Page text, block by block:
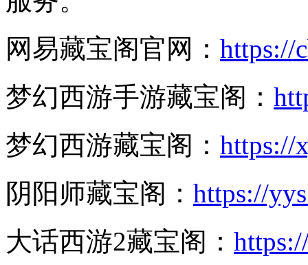
网易藏宝阁官网： https://
梦幻西游手游藏宝阁：
梦幻西游藏宝阁： https://
阴阳师藏宝阁： https://
大话西游2藏宝阁：